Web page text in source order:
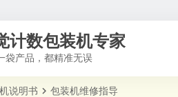
计数包装机专家
袋产品，都精准无误
说明书 包装机维修指导